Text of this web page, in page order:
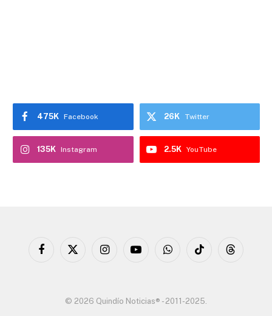
Facebook
475K Twitter
26K
Instagram
135K YouTube
2.5K
Facebook
X
InstagramYouTubeWhatsAppTikTok Threads
© 2026 Quindío Noticias® - 2011-2025.